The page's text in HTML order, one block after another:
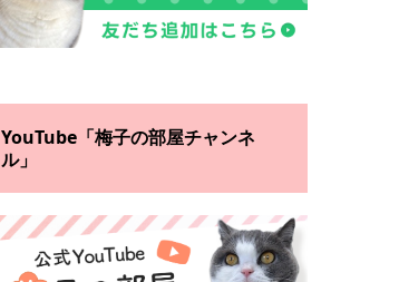
YouTube「梅子の部屋チャンネ
ル」